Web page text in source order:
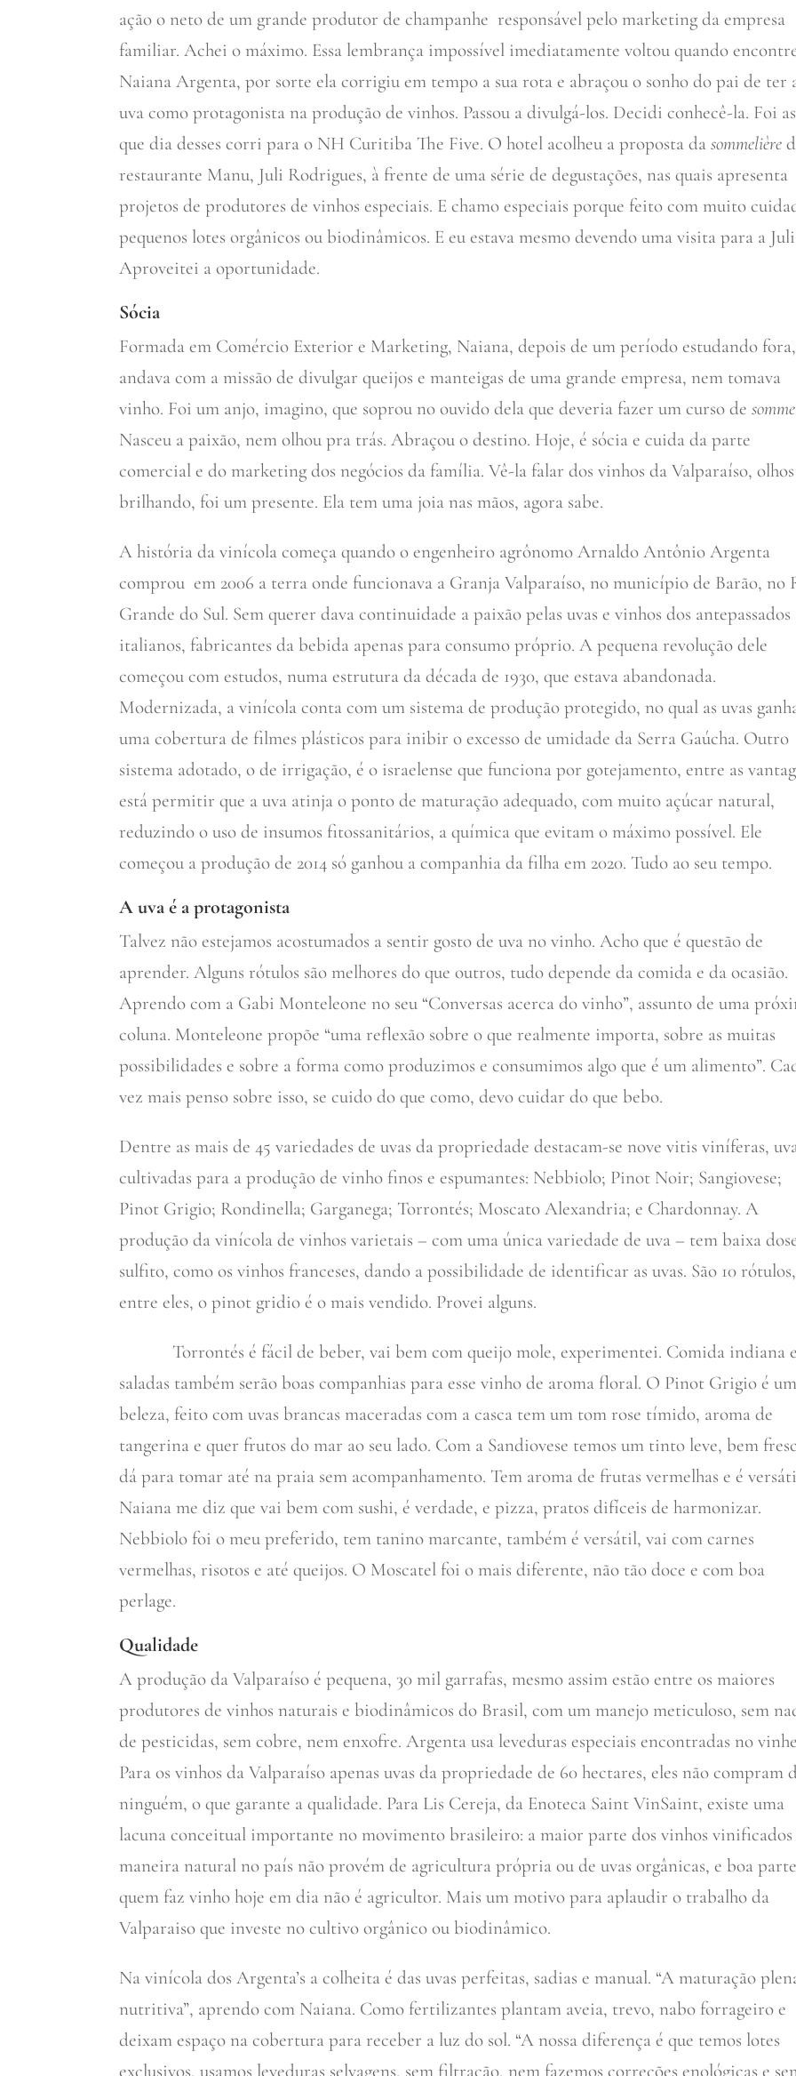
ação o neto de um grande produtor de champanhe responsável pelo marketing da empresa
familiar. Achei o máximo. Essa lembrança impossível imediatamente voltou quando
Naiana Argenta, por sorte ela corrigiu em tempo a sua rota e abraçou o sonho do pai de ter
uva como protagonista na produção de vinhos. Passou a divulgá-los. Decidi conhecê-la. Foi
que dia desses corri para o NH Curitiba The Five. O hotel acolheu a proposta dasommelière
restaurante Manu, Juli Rodrigues, à frente de uma série de degustações, nas quais apresenta
projetos de produtores de vinhos especiais. E chamo especiais porque feito com muito
pequenos lotes orgânicos ou biodinâmicos. E eu estava mesmo devendo uma visita para a
Aproveitei a oportunidade.
Sócia
Formada em Comércio Exterior e Marketing, Naiana, depois de um período estudando fora,
andava com a missão de divulgar queijos e manteigas de uma grande empresa, nem tomava
vinho. Foi um anjo, imagino, que soprou no ouvido dela que deveria fazer um curso de
Nasceu a paixão, nem olhou pra trás. Abraçou o destino. Hoje, é sócia e cuida da parte
comercial e do marketing dos negócios da família. Vê-la falar dos vinhos da Valparaíso, olhos
brilhando, foi um presente. Ela tem uma joia nas mãos, agora sabe.
A história da vinícola começa quando o engenheiro agrônomo Arnaldo Antônio Argenta
comprou em 2006 a terra onde funcionava a Granja Valparaíso, no município de Barão, no
Grande do Sul. Sem querer dava continuidade a paixão pelas uvas e vinhos dos antepassados
italianos, fabricantes da bebida apenas para consumo próprio. A pequena revolução dele
começou com estudos, numa estrutura da década de 1930, que estava abandonada.
Modernizada, a vinícola conta com um sistema de produção protegido, no qual as uvas
uma cobertura de filmes plásticos para inibir o excesso de umidade da Serra Gaúcha. Outro
sistema adotado, o de irrigação, é o israelense que funciona por gotejamento, entre as
está permitir que a uva atinja o ponto de maturação adequado, com muito açúcar natural,
reduzindo o uso de insumos fitossanitários, a química que evitam o máximo possível. Ele
começou a produção de 2014 só ganhou a companhia da filha em 2020. Tudo ao seu tempo.
A uva é a protagonista
Talvez não estejamos acostumados a sentir gosto de uva no vinho. Acho que é questão de
aprender. Alguns rótulos são melhores do que outros, tudo depende da comida e da ocasião.
Aprendo com a Gabi Monteleone no seu “Conversas acerca do vinho”, assunto de uma
coluna. Monteleone propõe “uma reflexão sobre o que realmente importa, sobre as muitas
possibilidades e sobre a forma como produzimos e consumimos algo que é um alimento”.
vez mais penso sobre isso, se cuido do que como, devo cuidar do que bebo.
Dentre as mais de 45 variedades de uvas da propriedade destacam-se nove vitis viníferas,
cultivadas para a produção de vinho finos e espumantes: Nebbiolo; Pinot Noir; Sangiovese;
Pinot Grigio; Rondinella; Garganega; Torrontés; Moscato Alexandria; e Chardonnay. A
produção da vinícola de vinhos varietais – com uma única variedade de uva – tem baixa
sulfito, como os vinhos franceses, dando a possibilidade de identificar as uvas. São 10 rótulos,
entre eles, o pinot gridio é o mais vendido. Provei alguns.
Torrontés é fácil de beber, vai bem com queijo mole, experimentei. Comida indiana e
saladas também serão boas companhias para esse vinho de aroma floral. O Pinot Grigio é
beleza, feito com uvas brancas maceradas com a casca tem um tom rose tímido, aroma de
tangerina e quer frutos do mar ao seu lado. Com a Sandiovese temos um tinto leve, bem
dá para tomar até na praia sem acompanhamento. Tem aroma de frutas vermelhas e é
Naiana me diz que vai bem com sushi, é verdade, e pizza, pratos difíceis de harmonizar.
Nebbiolo foi o meu preferido, tem tanino marcante, também é versátil, vai com carnes
vermelhas, risotos e até queijos. O Moscatel foi o mais diferente, não tão doce e com boa
perlage.
Qualidade
A produção da Valparaíso é pequena, 30 mil garrafas, mesmo assim estão entre os maiores
produtores de vinhos naturais e biodinâmicos do Brasil, com um manejo meticuloso, sem
de pesticidas, sem cobre, nem enxofre. Argenta usa leveduras especiais encontradas no
Para os vinhos da Valparaíso apenas uvas da propriedade de 60 hectares, eles não compram
ninguém, o que garante a qualidade. Para Lis Cereja, da Enoteca Saint VinSaint, existe uma
lacuna conceitual importante no movimento brasileiro: a maior parte dos vinhos vinificados
maneira natural no país não provém de agricultura própria ou de uvas orgânicas, e boa
quem faz vinho hoje em dia não é agricultor. Mais um motivo para aplaudir o trabalho da
Valparaiso que investe no cultivo orgânico ou biodinâmico.
Na vinícola dos Argenta’s a colheita é das uvas perfeitas, sadias e manual. “A maturação
nutritiva”, aprendo com Naiana. Como fertilizantes plantam aveia, trevo, nabo forrageiro e
deixam espaço na cobertura para receber a luz do sol. “A nossa diferença é que temos lotes
exclusivos, usamos leveduras selvagens, sem filtração, nem fazemos correções enológicas e